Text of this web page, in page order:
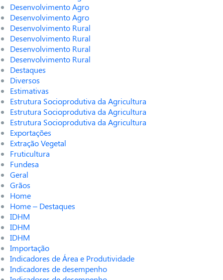
Desenvolvimento Agro
Desenvolvimento Agro
Desenvolvimento Rural
Desenvolvimento Rural
Desenvolvimento Rural
Desenvolvimento Rural
Destaques
Diversos
Estimativas
Estrutura Socioprodutiva da Agricultura
Estrutura Socioprodutiva da Agricultura
Estrutura Socioprodutiva da Agricultura
Exportações
Extração Vegetal
Fruticultura
Fundesa
Geral
Grãos
Home
Home – Destaques
IDHM
IDHM
IDHM
Importação
Indicadores de Área e Produtividade
Indicadores de desempenho